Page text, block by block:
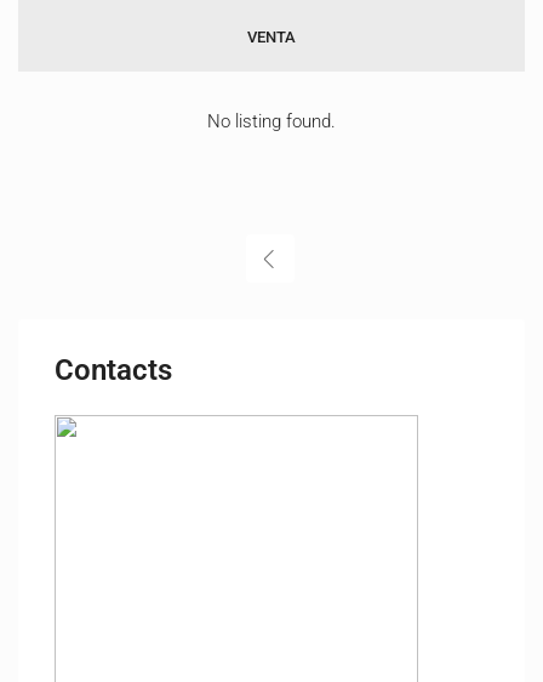
VENTA
No listing found.
Contacts